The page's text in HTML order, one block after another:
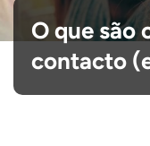
O que são
contacto